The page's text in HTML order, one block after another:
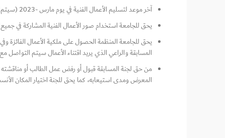
آخر موعد لتسليم الأعمال الفنية في يوم مارس -2023 (سيتم التأكيد لاحقا)
يحق للجامعة استخدام صور الأعمال الفنية المشاركة في
يحق للجامعة المنظمة الحصول على ملكية الأعمال
المسابقة والراعي الذي يريد اقتناء الأعمال سيتم
من حق لجنة المسابقة قبول أو رفض عمل الطالب أو
المعرض ومدى استيعابه، كما يحق للجنة اختيار